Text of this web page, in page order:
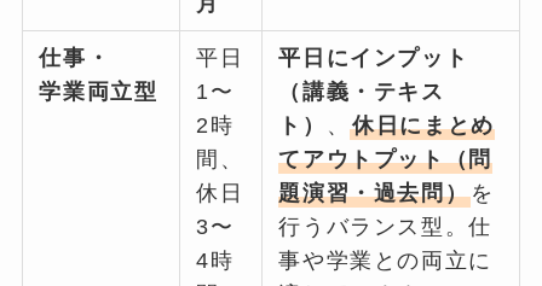
仕事・
学業両立型
平日
1〜
2時
間、
休日
3〜
4時
平日にインプット
（講義・テキス
ト）
、休日にまとめ
てアウトプット（問
題演習・過去問）を
行うバランス型。仕
事や学業との両立に